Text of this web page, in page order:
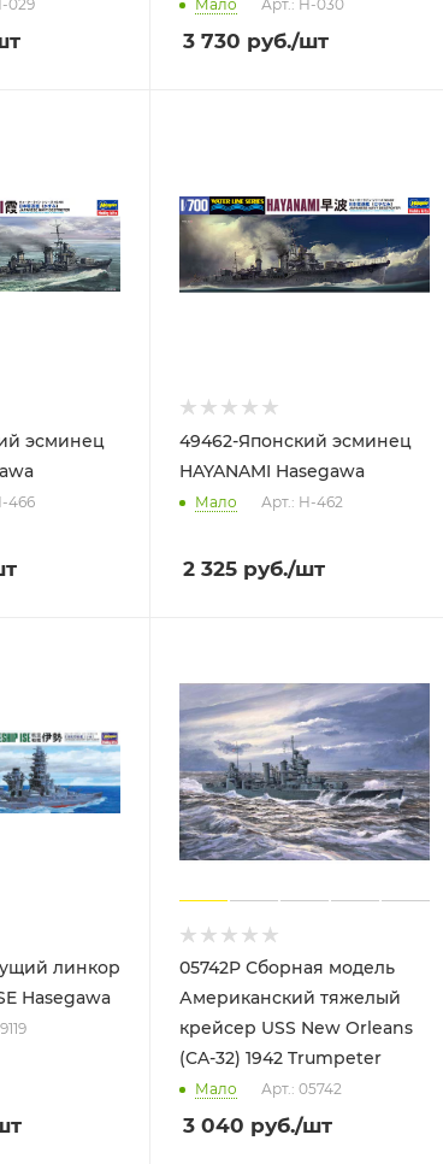
029 Мало Арт.: H-030
3 730 руб./шт
эсминец
466
49462-Японский эсминец
HAYANAMI Hasegawa
Мало Арт.: H-462
2 325 руб./шт
линкор
Японии ISE Hasegawa
05742P Сборная модель
Американский тяжелый
крейсер USS New Orleans
(CA-32) 1942 Trumpeter
Мало Арт.: 05742
3 040 руб./шт